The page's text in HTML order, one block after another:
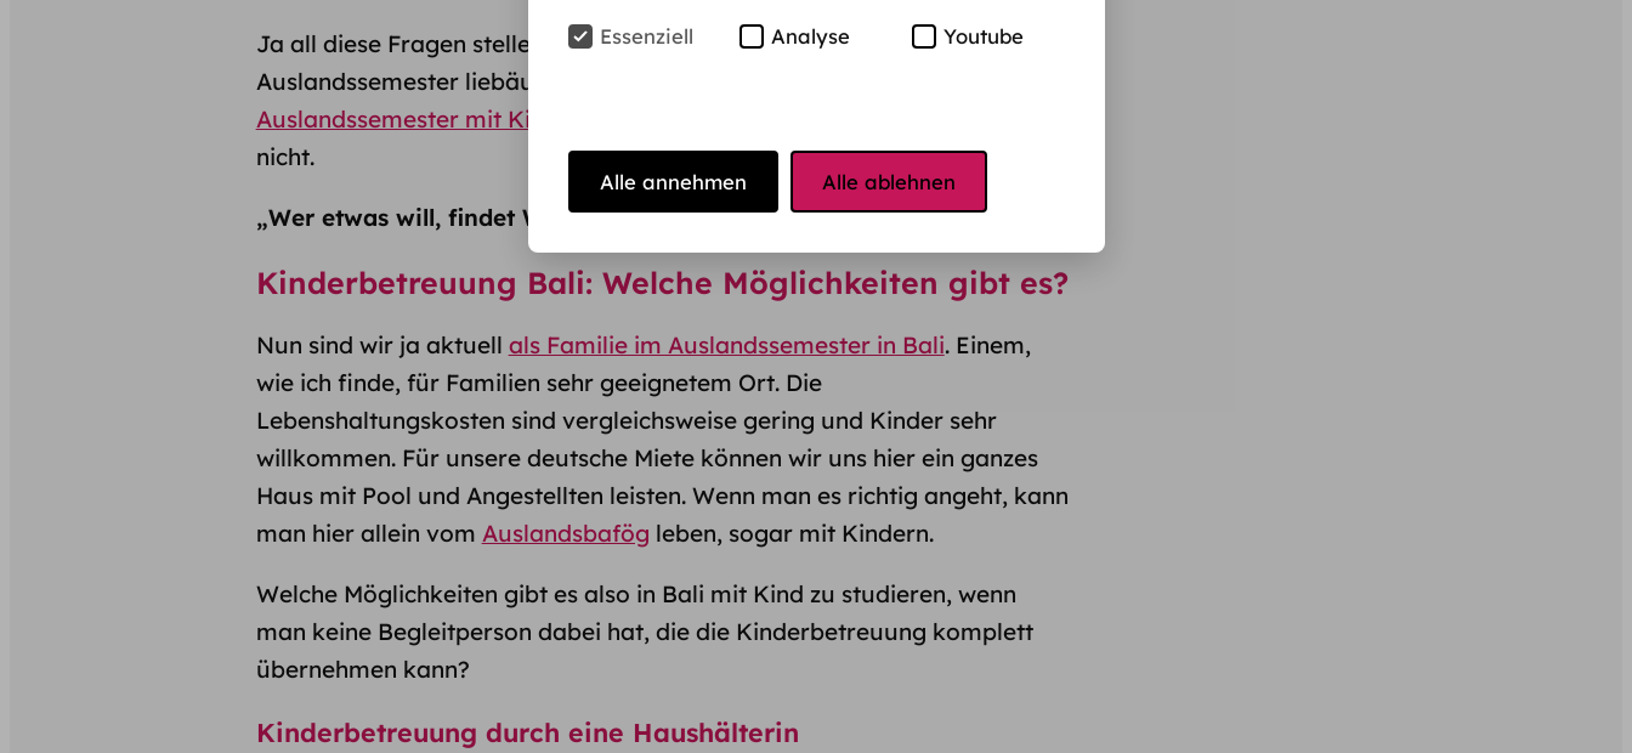
Ja all diese Fragen stellen sich studentische Eltern, die mit einem
Auslandssemester liebäugeln. Und nicht selten scheitert das Projekt
Auslandssemester mit Kind
nicht.
„Wer etwas will, findet Wege. Wer etwas nicht will, findet Gründe“
Kinderbetreuung Bali: Welche Möglichkeiten gibt es?
Nun sind wir ja aktuell als Familie im Auslandssemester in Bali. Einem,
wie ich finde, für Familien sehr geeignetem Ort. Die
Lebenshaltungskosten sind vergleichsweise gering und Kinder sehr
willkommen. Für unsere deutsche Miete können wir uns hier ein ganzes
Haus mit Pool und Angestellten leisten. Wenn man es richtig angeht, kann
man hier allein vom Auslandsbafög leben, sogar mit Kindern.
Welche Möglichkeiten gibt es also in Bali mit Kind zu studieren, wenn
man keine Begleitperson dabei hat, die die Kinderbetreuung komplett
übernehmen kann?
Kinderbetreuung durch eine Haushälterin
Essenziell
Analyse Youtube
Alle annehmen Alle ablehnen